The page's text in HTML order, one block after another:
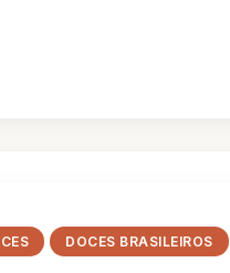
DOCES BRASILEIROS